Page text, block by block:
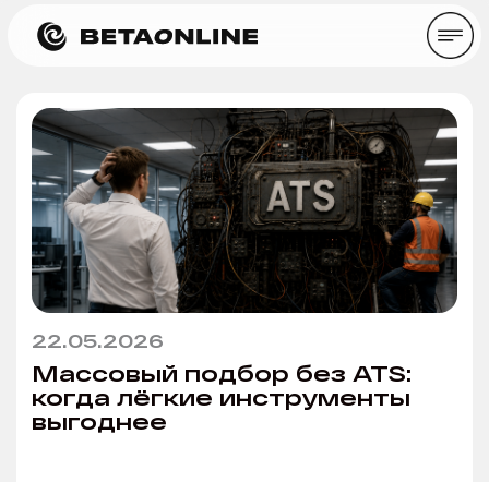
Массовый подбор без ATS:
когда лёгкие инструменты
выгоднее
22.05.2026
Время прочтения: ~ 7 минут Статьи